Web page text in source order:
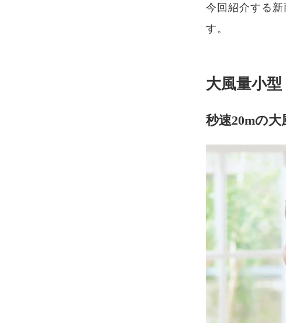
今回紹介する
す。
大風量小
秒速20mの大